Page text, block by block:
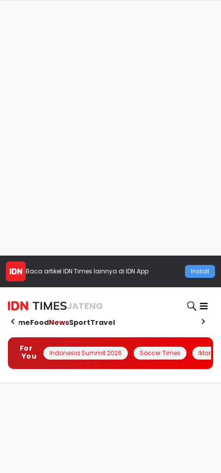
Baca artikel IDN Times lainnya di IDN App Install
JATENG
HomeFoodNewsSportTravel
For
You
Indonesia Summit 2026 Soccer Times Iklanin